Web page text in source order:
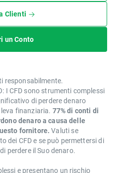
Clienti
un Conto
responsabilmente.
I CFD sono strumenti complessi
di perdere denaro
finanziaria. 77% di conti di
denaro a causa delle
fornitore. Valuti se
dei CFD e se può permettersi di
perdere il Suo denaro.
e presentano un rischio